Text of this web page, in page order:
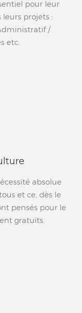
pour leur
projets :
/
etc.
absolue
et ce, dès le
pensés pour le
gratuits.